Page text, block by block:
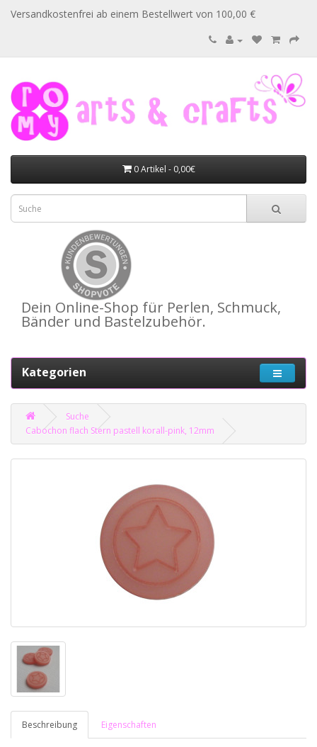
Versandkostenfrei ab einem Bestellwert von 100,00 €
0 Artikel - 0,00€
Dein Online-Shop für Perlen, Schmuck,
Bänder und Bastelzubehör.
Kategorien
Suche
Cabochon flach Stern pastell korall-pink, 12mm
Beschreibung Eigenschaften